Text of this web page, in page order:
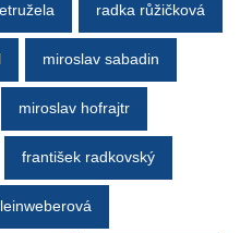
radka růžičková
miroslav sabadin
miroslav hofrajtr
františek radkovský